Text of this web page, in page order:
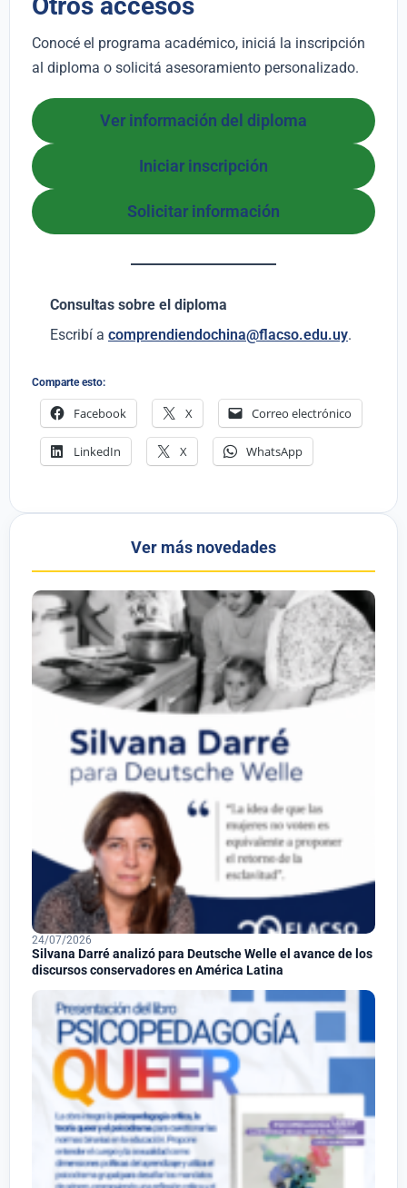
Otros accesos
Conocé el programa académico, iniciá la inscripción
al diploma o solicitá asesoramiento personalizado.
Ver información del diploma
Iniciar inscripción
Solicitar información
Consultas sobre el diploma
Escribí a comprendiendochina@flacso.edu.uy.
Comparte esto:
Facebook X Correo electrónico
LinkedIn X WhatsApp
Ver más novedades
24/07/2026
Silvana Darré analizó para Deutsche Welle el avance de los
discursos conservadores en América Latina